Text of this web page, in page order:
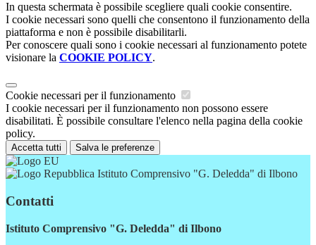
In questa schermata è possibile scegliere quali cookie consentire.
I cookie necessari sono quelli che consentono il funzionamento della
piattaforma e non è possibile disabilitarli.
Per conoscere quali sono i cookie necessari al funzionamento potete
visionare la COOKIE POLICY.
Cookie necessari per il funzionamento
I cookie necessari per il funzionamento non possono essere
disabilitati. È possibile consultare l'elenco nella pagina della cookie
policy.
Accetta tutti Salva le preferenze
Istituto Comprensivo "G. Deledda" di Ilbono
Contatti
Istituto Comprensivo "G. Deledda" di Ilbono